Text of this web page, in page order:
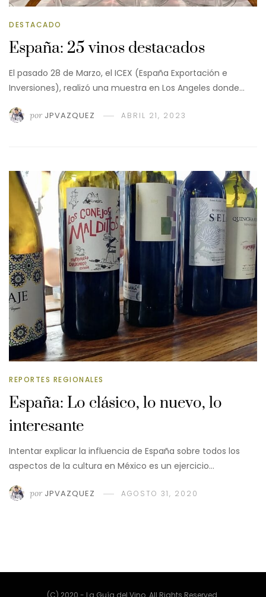
DESTACADO
España: 25 vinos destacados
El pasado 28 de Marzo, el ICEX (España Exportación e
Inversiones), realizó una muestra en Los Angeles donde…
por JPVAZQUEZ ABRIL 21, 2023
REPORTES REGIONALES
España: Lo clásico, lo nuevo, lo
interesante
Intentar explicar la influencia de España sobre todos los
aspectos de la cultura en México es un ejercicio…
por JPVAZQUEZ AGOSTO 31, 2020